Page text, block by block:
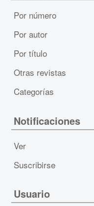
Por número
Por autor
Por título
Otras revistas
Categorías
Notificaciones
Ver
Suscribirse
Usuario